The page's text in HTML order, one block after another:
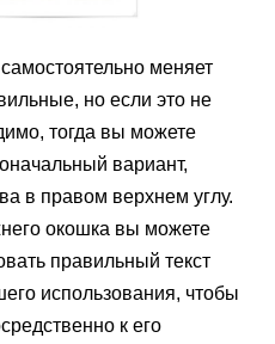
меняет
но если это не
тогда вы можете
вариант,
в правом верхнем углу.
окошка вы можете
правильный текст
использования, чтобы
к его